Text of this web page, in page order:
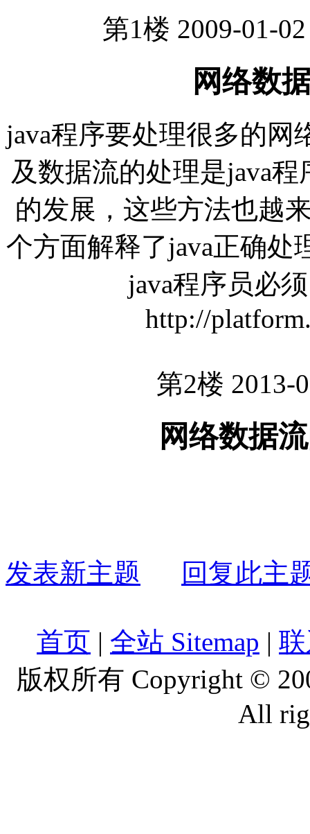
第1楼 2009-01-
网络数
java程序要处理很多的网
及数据流的处理是java
的发展，这些方法也越
个方面解释了java正确处
java程序员必
http://
第2楼 2013-
网络数据
发表新主题 回复此主
首页 | 全站 Sitemap |
版权所有 Copyright ©
All